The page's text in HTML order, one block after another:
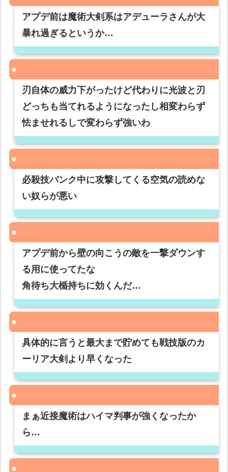
アプデ前は魔術大剣系はアデューラさんが大
暴れ過ぎるというか…
刃自体の威力下がったけど代わりに光波と刃
どっちも当てれるようになったし相変わらず
怯ませれるしで変わらず強いわ
必殺技バンク中に攻撃してくる空気の読めな
い奴らが悪い
アプデ前から壁の向こうの敵を一撃ダウンす
る用に使ってたな
角待ち大楯持ちに効くんだ…
具体的に言うと最大まで貯めても戦技版のカ
ーリア大剣より早くなった
まぁ近接魔術はハイマ判事が強くなったか
ら…